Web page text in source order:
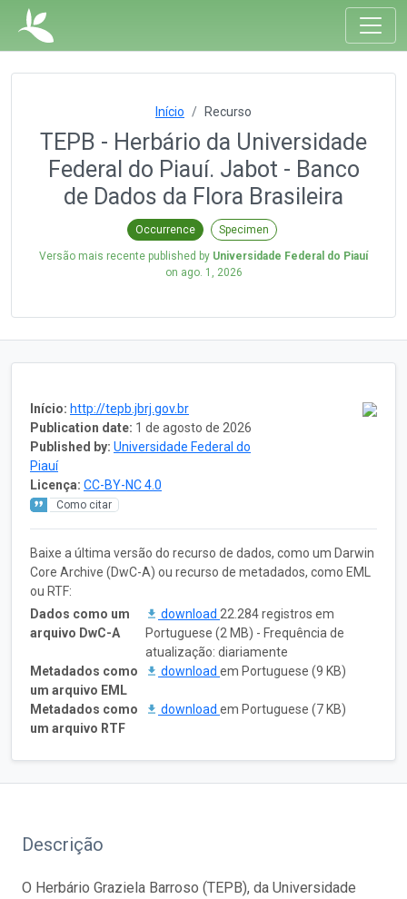
Início Recurso
TEPB - Herbário da Universidade
Federal do Piauí. Jabot - Banco
de Dados da Flora Brasileira
Occurrence Specimen
Versão mais recente published by Universidade Federal do Piauí
on ago. 1, 2026
Início: http://tepb.jbrj.gov.br
Publication date: 1 de agosto de 2026
Published by: Universidade Federal do
Piauí
Licença: CC-BY-NC 4.0
Como citar
Baixe a última versão do recurso de dados, como um Darwin
Core Archive (DwC-A) ou recurso de metadados, como EML
ou RTF:
Dados como um
arquivo DwC-A
download 22.284 registros em
Portuguese (2 MB) - Frequência de
atualização: diariamente
Metadados como
um arquivo EML
download em Portuguese (9 KB)
Metadados como
um arquivo RTF
download em Portuguese (7 KB)
Descrição
O Herbário Graziela Barroso (TEPB), da Universidade